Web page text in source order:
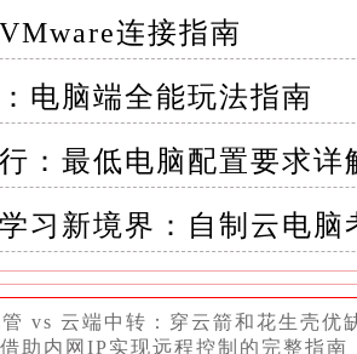
方式，不仅提高了查找效率，
守护珍贵回忆 照片是珍贵的
强大的加密技术和多重备份机
会对上传的照片进行加密处理
连接指南
电脑端全能玩法指南
：最低电脑配置要求详
习新境界：自制云电
vs 云端中转：穿云箭和花生壳优
助内网IP实现远程控制的完整指南